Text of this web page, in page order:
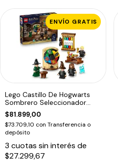
ENVÍO GRATIS
Lego Castillo De Hogwarts
Sombrero Seleccionador
76460 Harry
$81.899,00
$73.709,10 con Transferencia o
depósito
3 cuotas sin interés de
$27.299,67